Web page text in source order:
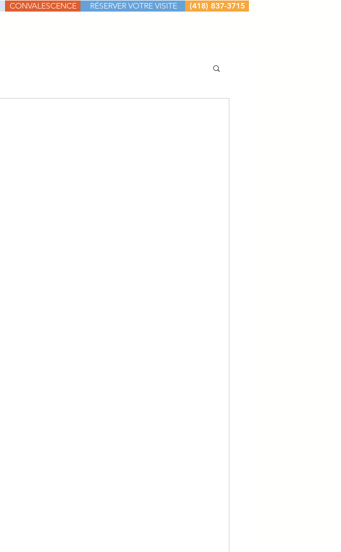
CONVALESCENCE RÉSERVER VOTRE VISITE (418) 837-3715